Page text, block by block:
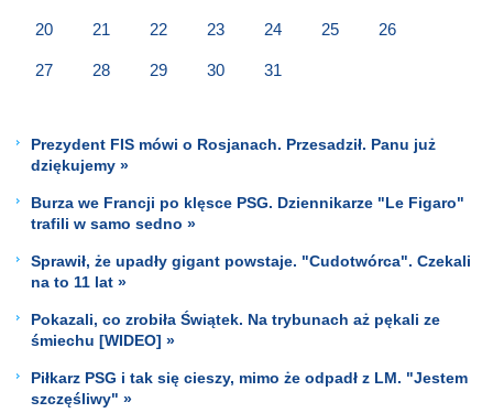
20 21 22 23 24 25 26
27 28 29 30 31
Prezydent FIS mówi o Rosjanach. Przesadził. Panu już
dziękujemy »
Burza we Francji po klęsce PSG. Dziennikarze "Le Figaro"
trafili w samo sedno »
Sprawił, że upadły gigant powstaje. "Cudotwórca". Czekali
na to 11 lat »
Pokazali, co zrobiła Świątek. Na trybunach aż pękali ze
śmiechu [WIDEO] »
Piłkarz PSG i tak się cieszy, mimo że odpadł z LM. "Jestem
szczęśliwy" »